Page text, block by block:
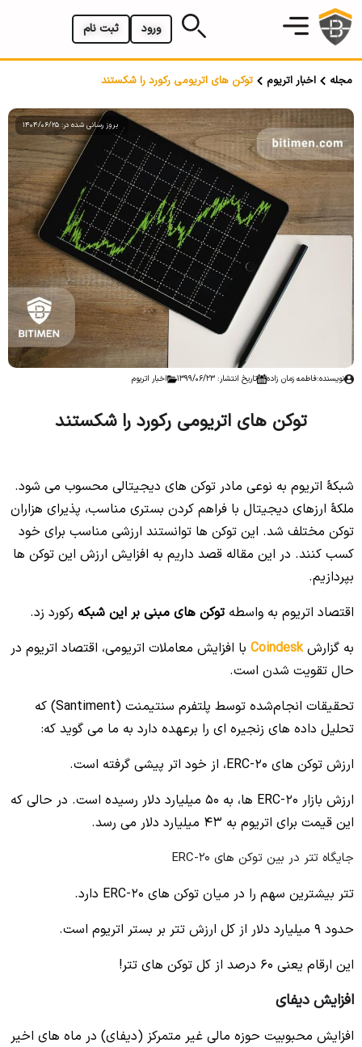
ثبت نام ورود
مجله اخبار اتریوم توکن های اتریومی رکورد را شکستند
بروز رسانی شده در: 1404/06/25
نویسنده:فاطمه زمان زاده تاریخ انتشار: 1399/06/23 اخبار اتریوم
توکن های اتریومی رکورد را شکستند
شبکۀ اتریوم به نوعی مادر توکن های دیجیتالی محسوب می شود.
ملکۀ ارزهای دیجیتال با فراهم کردن بستری مناسب، پذیرای هزاران
توکن مختلف شد. این توکن ها توانستند ارزشی مناسب برای خود
کسب کنند. در این مقاله قصد داریم به افزایش ارزش این توکن ها
بپردازیم.
اقتصاد اتریوم به واسطهتوکن های مبنی بر این شبکه رکورد زد.
به گزارشCoindesk با افزایش معاملات اتریومی، اقتصاد اتریوم در
حال تقویت شدن است.
تحقیقات انجام‌شده توسط پلتفرم سنتیمنت (Santiment) که
تحلیل داده های زنجیره ای را برعهده دارد به ما می گوید که:
ارزش توکن های ERC-20، از خود اتر پیشی گرفته است.
ارزش بازار ERC-20 ها، به 50 میلیارد دلار رسیده است. در حالی که
این قیمت برای اتریوم به 43 میلیارد دلار می رسد.
جایگاه تتر در بین توکن های ERC-20
تتر بیشترین سهم را در میان توکن های ERC-20 دارد.
حدود 9 میلیارد دلار از کل ارزش تتر بر بستر اتریوم است.
این ارقام یعنی 60 درصد از کل توکن های تتر!
افزایش دیفای
افزایش محبوبیت حوزه مالی غیر متمرکز (دیفای) در ماه های اخیر